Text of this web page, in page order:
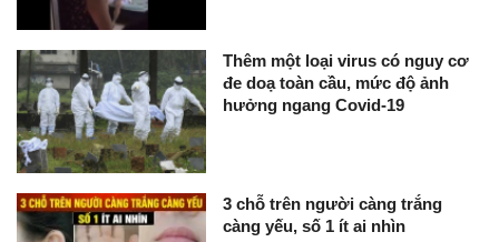
Thêm một loại virus có nguy cơ
đe doạ toàn cầu, mức độ ảnh
hưởng ngang Covid-19
3 chỗ trên người càng trắng
càng yếu, số 1 ít ai nhìn